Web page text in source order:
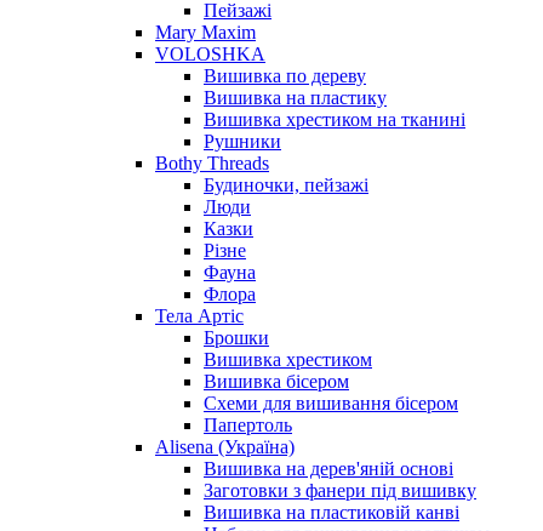
Пейзажі
Mary Maxim
VOLOSHKA
Вишивка по дереву
Вишивка на пластику
Вишивка хрестиком на тканині
Рушники
Bothy Threads
Будиночки, пейзажі
Люди
Казки
Різне
Фауна
Флора
Тела Артіс
Брошки
Вишивка хрестиком
Вишивка бісером
Схеми для вишивання бісером
Папертоль
Alisena (Україна)
Вишивка на дерев'яній основі
Заготовки з фанери під вишивку
Вишивка на пластиковій канві